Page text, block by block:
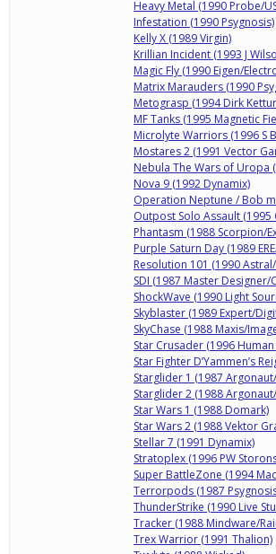
Heavy Metal (1990 Probe/
Infestation (1990 Psygnosis)
Kelly X (1989 Virgin)
Krillian Incident (1993 J
Magic Fly (1990 Eigen/
Matrix Marauders (1990
Metograsp (1994 Dirk
MF Tanks (1995 Magnetic
Microlyte Warriors (1996 S
Mostares 2 (1991 Vector
Nebula The Wars of Uropa
Nova 9 (1992 Dynamix)
Operation Neptune / Bob
Outpost Solo Assault (1995
Phantasm (1988 Scorpion/
Purple Saturn Day (1989
Resolution 101 (1990
SDI (1987 Master Designer/
ShockWave (1990 Light
Skyblaster (1989 Expert/
SkyChase (1988 Maxis/
Star Crusader (1996
Star Fighter D’Yammen’s
Starglider 1 (1987
Starglider 2 (1988
Star Wars 1 (1988 Domark)
Star Wars 2 (1988 Vektor
Stellar 7 (1991 Dynamix)
Stratoplex (1996 PW
Super BattleZone (1994
Terrorpods (1987
ThunderStrike (1990 Live
Tracker (1988 Mindware/
Trex Warrior (1991 Thalion)